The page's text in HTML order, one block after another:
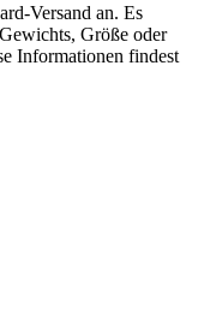
Versand an. Es
Größe oder
Informationen findest